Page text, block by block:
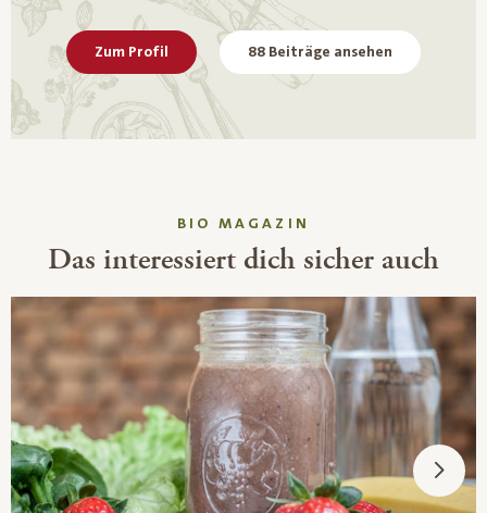
Zum Profil 88 Beiträge ansehen
BIO MAGAZIN
Das interessiert dich sicher auch